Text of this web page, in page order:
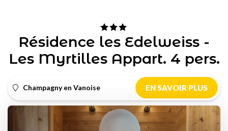
Résidence les Edelweiss -
Les Myrtilles Appart. 4 pers.
Champagny en Vanoise EN SAVOIR PLUS